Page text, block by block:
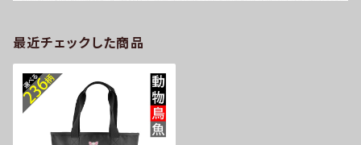
最近チェックした商品